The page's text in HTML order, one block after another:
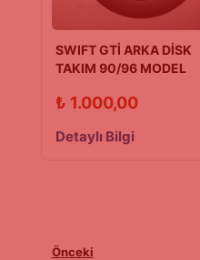
SWIFT GTİ ARKA DİSK
TAKIM 90/96 MODEL
₺ 1.000,00
Detaylı Bilgi
Önceki